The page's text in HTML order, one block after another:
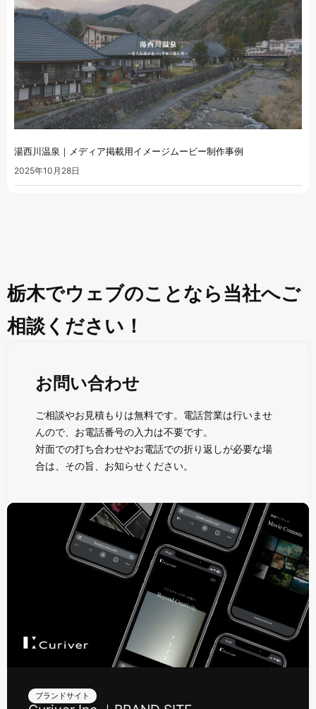
湯西川温泉｜メディア掲載用イメージムービー制作事例
2025年10月28日
栃木でウェブのことなら当社へご
相談ください！
お問い合わせ
ご相談やお見積もりは無料です。電話営業は行いませ
んので、お電話番号の入力は不要です。
対面での打ち合わせやお電話での折り返しが必要な場
合は、その旨、お知らせください。
ブランドサイト